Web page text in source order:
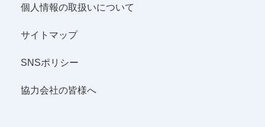
個人情報の取扱いについて
サイトマップ
SNSポリシー
協力会社の皆様へ